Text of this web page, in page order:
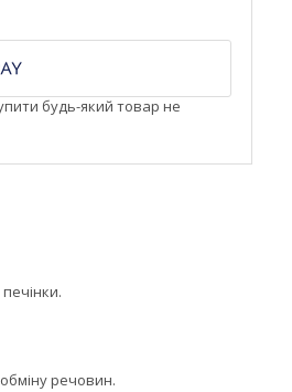
будь-який товар не
речовин.